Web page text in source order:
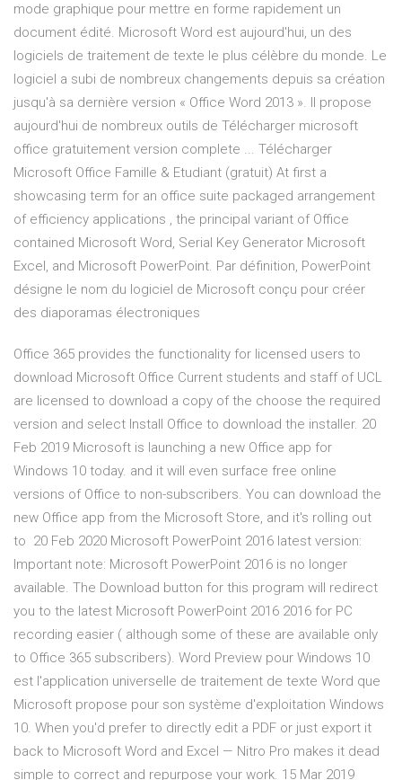
mode graphique pour mettre en forme rapidement un
document édité. Microsoft Word est aujourd'hui, un des
logiciels de traitement de texte le plus célèbre du monde. Le
logiciel a subi de nombreux changements depuis sa création
jusqu'à sa dernière version « Office Word 2013 ». Il propose
aujourd'hui de nombreux outils de Télécharger microsoft
office gratuitement version complete ... Télécharger
Microsoft Office Famille & Etudiant (gratuit) At first a
showcasing term for an office suite packaged arrangement
of efficiency applications , the principal variant of Office
contained Microsoft Word, Serial Key Generator Microsoft
Excel, and Microsoft PowerPoint. Par définition, PowerPoint
désigne le nom du logiciel de Microsoft conçu pour créer
des diaporamas électroniques
Office 365 provides the functionality for licensed users to
download Microsoft Office Current students and staff of UCL
are licensed to download a copy of the choose the required
version and select Install Office to download the installer. 20
Feb 2019 Microsoft is launching a new Office app for
Windows 10 today. and it will even surface free online
versions of Office to non-subscribers. You can download the
new Office app from the Microsoft Store, and it's rolling out
to 20 Feb 2020 Microsoft PowerPoint 2016 latest version:
Important note: Microsoft PowerPoint 2016 is no longer
available. The Download button for this program will redirect
you to the latest Microsoft PowerPoint 2016 2016 for PC
recording easier ( although some of these are available only
to Office 365 subscribers). Word Preview pour Windows 10
est l'application universelle de traitement de texte Word que
Microsoft propose pour son système d'exploitation Windows
10. When you'd prefer to directly edit a PDF or just export it
back to Microsoft Word and Excel — Nitro Pro makes it dead
simple to correct and repurpose your work. 15 Mar 2019